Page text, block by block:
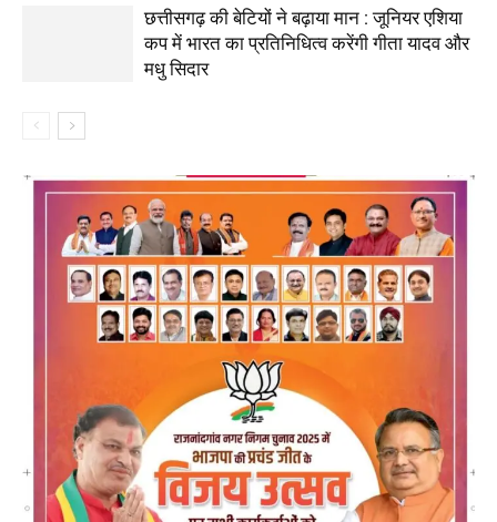
छत्तीसगढ़ की बेटियों ने बढ़ाया मान : जूनियर एशिया
कप में भारत का प्रतिनिधित्व करेंगी गीता यादव और
मधु सिदार